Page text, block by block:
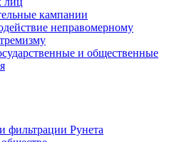
кампании
неправомерному
и общественные
фильтрации Рунета